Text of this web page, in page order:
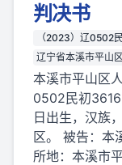
判决书
（2023）辽0502
辽宁省本溪市平山
本溪市平山区
0502民初
日出生，汉族
区。 被告：本
所地：本溪市